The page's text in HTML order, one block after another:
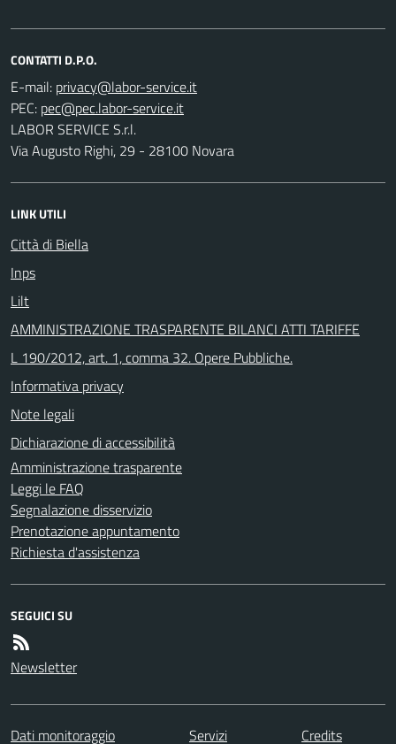
CONTATTI D.P.O.
E-mail:
PEC:
LABOR SERVICE S.r.l.
Via Augusto Righi, 29 - 28100 Novara
LINK UTILI
Città di Biella
Inps
Lilt
AMMINISTRAZIONE TRASPARENTE BILANCI ATTI TARIFFE
L 190/2012, art. 1, comma 32. Opere Pubbliche.
Informativa privacy
Note legali
Dichiarazione di accessibilità
Amministrazione trasparente
Leggi le FAQ
Segnalazione disservizio
Prenotazione appuntamento
Richiesta d'assistenza
SEGUICI SU
Newsletter
Dati monitoraggio Servizi Credits